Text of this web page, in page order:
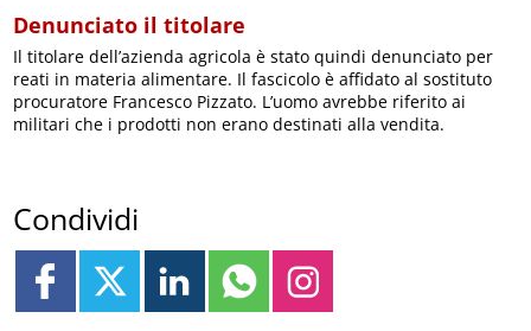
Denunciato il titolare
Il titolare dell’azienda agricola è stato quindi denunciato per
reati in materia alimentare. Il fascicolo è affidato al sostituto
procuratore Francesco Pizzato. L’uomo avrebbe riferito ai
militari che i prodotti non erano destinati alla vendita.
Condividi